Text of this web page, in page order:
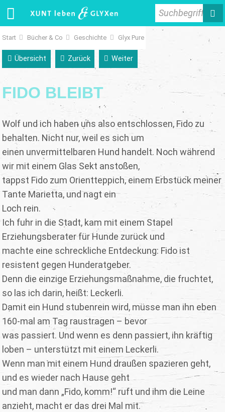
Suchbegriff
Start Bücher & Co Geschichte Glyx Pure
Übersicht Zurück Weiter
FIDO BLEIBT
Wolf und ich haben uns also entschlossen, Fido zu
behalten. Nicht nur, weil es sich um
einen unvermittelbaren Hund handelt. Noch während
wir mit einem Glas Sekt anstoßen,
tappst Fido zum Orientteppich, einem Erbstück meiner
Tante Marietta, und nagt ein
Loch rein.
Ich fuhr in die Stadt, kam mit einem Stapel
Erziehungsberater für Hunde zurück und
machte eine schreckliche Entdeckung: Fido ist
resistent gegen Hunderatgeber.
Denn die einzige Erziehungsmaßnahme, die fruchtet,
so las ich darin, heißt: Leckerli.
Damit ein Hund stubenrein wird, müsse man ihn eben
160-mal am Tag raustragen – bevor
was passiert. Und wenn es denn passiert, ihn kräftig
loben – unterstützt mit einem Leckerli.
Wenn man mit einem Hund draußen spazieren geht,
und es wieder nach Hause geht
und man dann „Fido, komm!“ ruft und ihm die Leine
anzieht, macht er das drei Mal mit.